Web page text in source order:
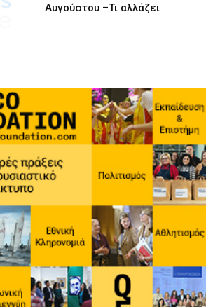
Αυγούστου –Τι αλλάζει